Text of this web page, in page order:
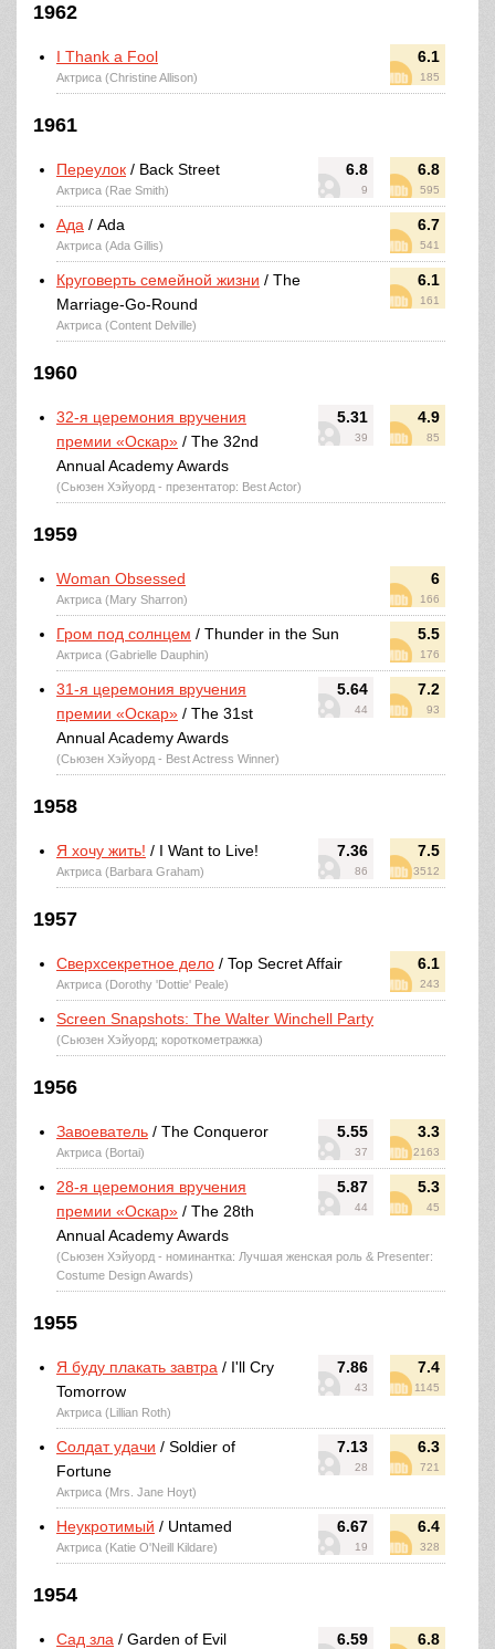
1962
6.1
185
I Thank a Fool
Актриса (Christine Allison)
1961
6.8
9
6.8
595
Переулок / Back Street
Актриса (Rae Smith)
6.7
541
Ада / Ada
Актриса (Ada Gillis)
6.1
161
Круговерть семейной жизни / The
Marriage-Go-Round
Актриса (Content Delville)
1960
5.31
39
4.9
85
32-я церемония вручения
премии «Оскар» / The 32nd
Annual Academy Awards
(Сьюзен Хэйуорд - презентатор: Best Actor)
1959
6
166
Woman Obsessed
Актриса (Mary Sharron)
5.5
176
Гром под солнцем / Thunder in the Sun
Актриса (Gabrielle Dauphin)
5.64
44
7.2
93
31-я церемония вручения
премии «Оскар» / The 31st
Annual Academy Awards
(Сьюзен Хэйуорд - Best Actress Winner)
1958
7.36
86
7.5
3512
Я хочу жить! / I Want to Live!
Актриса (Barbara Graham)
1957
6.1
243
Сверхсекретное дело / Top Secret Affair
Актриса (Dorothy 'Dottie' Peale)
Screen Snapshots: The Walter Winchell Party
(Сьюзен Хэйуорд; короткометражка)
1956
5.55
37
3.3
2163
Завоеватель / The Conqueror
Актриса (Bortai)
5.87
44
5.3
45
28-я церемония вручения
премии «Оскар» / The 28th
Annual Academy Awards
(Сьюзен Хэйуорд - номинантка: Лучшая женская роль & Presenter:
Costume Design Awards)
1955
7.86
43
7.4
1145
Я буду плакать завтра / I'll Cry
Tomorrow
Актриса (Lillian Roth)
7.13
28
6.3
721
Солдат удачи / Soldier of
Fortune
Актриса (Mrs. Jane Hoyt)
6.67
19
6.4
328
Неукротимый / Untamed
Актриса (Katie O'Neill Kildare)
1954
6.59 6.8
Сад зла / Garden of Evil